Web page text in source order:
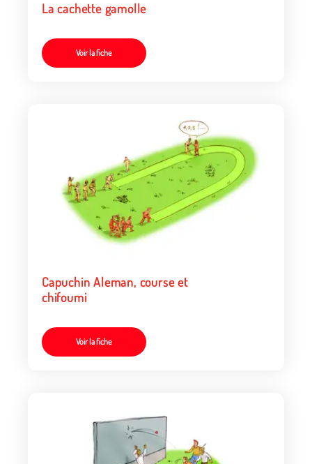
La cachette gamolle
Voir la fiche
Capuchin Aleman, course et
chifoumi
Voir la fiche